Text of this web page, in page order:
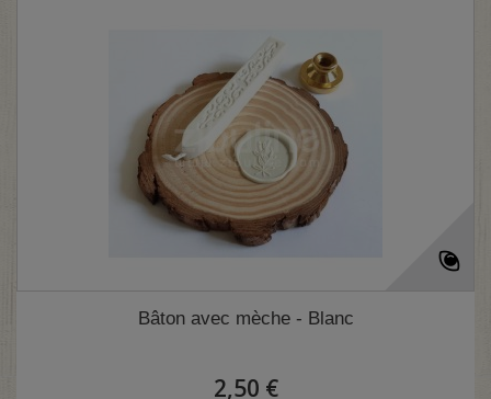
Bâton avec mèche - Blanc
2,50 €